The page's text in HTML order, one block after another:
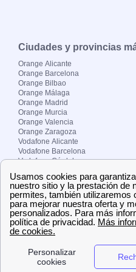
Ciudades y provincias
Orange Alicante
Orange Barcelona
Orange Bilbao
Orange Málaga
Orange Madrid
Orange Murcia
Orange Valencia
Orange Zaragoza
Vodafone Alicante
Vodafone Barcelona
Vodafone Córdoba
Vodafone Madrid
Vodafone Murcia
Vodafone Valencia
Sobre Zona-internet.com
¿Quiénes somos?
El grupo papernest
Aviso legal